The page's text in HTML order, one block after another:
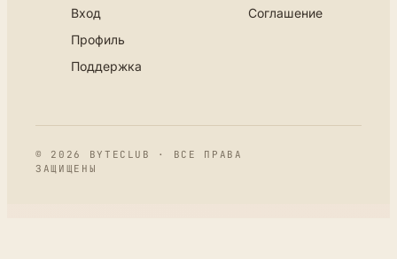
Вход
Профиль
Поддержка
Соглашение
© 2026 BYTECLUB · ВСЕ ПРАВА
ЗАЩИЩЕНЫ